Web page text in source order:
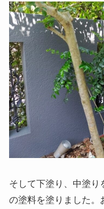
そして下塗り、中塗り
の塗料を塗りました。